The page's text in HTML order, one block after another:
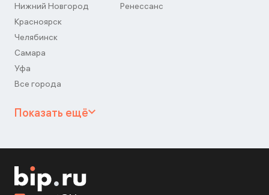
Нижний Новгород
Красноярск
Челябинск
Самара
Уфа
Все города
Ренессанс
Показать ещё